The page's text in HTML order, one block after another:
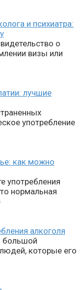
и психиатра:
о
визы или
лучшие
употребление
как можно
употребления
нормальная
алкоголя
большой
которые его